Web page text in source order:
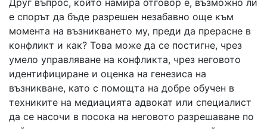
Друг въпрос, който намира отговор е, възможно ли
е спорът да бъде разрешен незабавно още към
момента на възникването му, преди да прерасне в
конфликт и как? Това може да се постигне, чрез
умело управляване на конфликта, чрез неговото
идентифициране и оценка на генезиса на
възникване, като с помощта на добре обучен в
техниките на медиацията адвокат или специалист
да се насочи в посока на неговото разрешаване по